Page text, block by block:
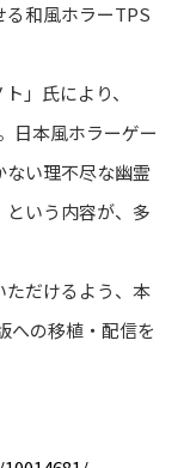
和風ホラーTPS
」氏により、
日本風ホラーゲー
い理不尽な幽霊
いう内容が、多
ただけるよう、本
の移植・配信を